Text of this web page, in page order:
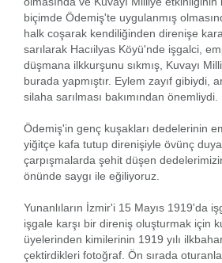
biçimde Ödemiş'te uygulanmış
halk coşarak kendiliğinden direnişe
sarılarak Hacıilyas Köyü'nde işgalci,
düşmana ilkkurşunu sıkmış, Kuvayı
burada yapmıştır. Eylem zayıf gibiydi,
silaha sarılması bakımından önemliydi.
Ödemiş'in genç kuşakları dedelerinin
yiğitçe kafa tutup direnişiyle övünç
çarpışmalarda şehit düşen
önünde saygı ile eğiliyoruz.
Yunanlıların İzmir'i 15 Mayıs 1919'da
işgale karşı bir direniş oluşturmak için
üyelerinden kimilerinin 1919 yılı
çektirdikleri fotoğraf. Ön sırada